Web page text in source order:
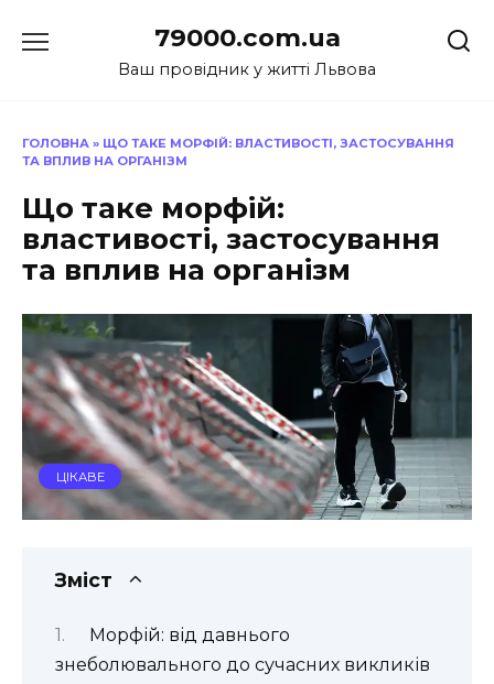
до
79000.com.ua
Ваш провідник у житті Львова
ГОЛОВНА » ЩО ТАКЕ МОРФІЙ: ВЛАСТИВОСТІ, ЗАСТОСУВАННЯ
ТА ВПЛИВ НА ОРГАНІЗМ
Що таке морфій:
властивості, застосування
та вплив на організм
ЦІКАВЕ
Зміст
Морфій: від давнього
знеболювального до сучасних викликів